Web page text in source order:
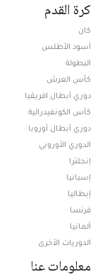
كرة القدم
كان
أسود الأطلس
البطولة
كأس العرش
دوري أبطال افريقيا
كأس الكونفيدرالية
دوري أبطال أوروبا
الدوري الأوروبي
إنجلترا
إسبانيا
إيطاليا
فرنسا
ألمانيا
الدوريات الأخرى
معلومات عنا